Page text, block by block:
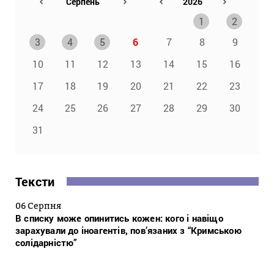
1
2
3
4 5 6 7 8
9
10
11 12 13 14 15
16
17
18 19 20 21 22
23
24
25 26 27 28 29
30
31
Тексти
06 Серпня
В списку може опинитись кожен: кого і навіщо
зарахували до іноагентів, пов’язаних з “Кримською
солідарністю”